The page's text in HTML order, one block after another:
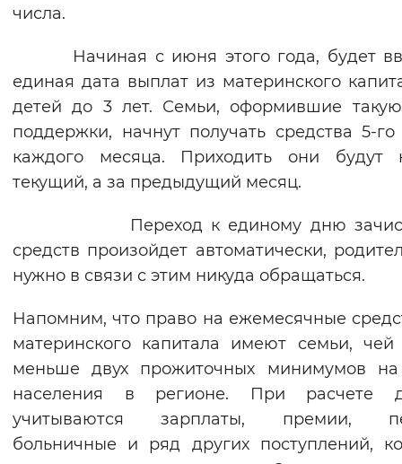
числа.
Начиная с июня этого года, будет
единая дата выплат из материнского
детей до 3 лет. Семьи, оформившие
поддержки, начнут получать средства 5-го
каждого месяца. Приходить они будут
текущий, а за предыдущий месяц.
Переход к единому дню
средств произойдет автоматически,
нужно в связи с этим никуда обращаться.
Напомним, что право на ежемесячные
материнского капитала имеют семьи, чей
меньше двух прожиточных минимумов
населения в регионе. При расчете
учитываются зарплаты, премии,
больничные и ряд других поступлений,